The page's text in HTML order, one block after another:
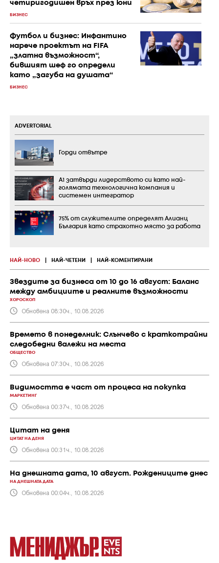
четиригодишен връх през юни
БИЗНЕС
Футбол и бизнес: Инфантино
нарече проектът на FIFA
„златна възможност“,
бившият шеф го определи
като „загуба на душата“
БИЗНЕС
НАЙ-НОВО НАЙ-ЧЕТЕНИ НАЙ-КОМЕНТИРАНИ
Звездите за бизнеса от 10 до 16 август: Баланс
между амбициите и реалните възможности
ХОРОСКОП
Обновена 08:30ч., 10.08.2026
Времето в понеделник: Слънчево с краткотрайни
следобедни валежи на места
ОБЩЕСТВО
Обновена 07:30ч., 10.08.2026
Видимостта е част от процеса на покупка
МАРКЕТИНГ
Обновена 00:37ч., 10.08.2026
Цитат на деня
ЦИТАТ НА ДЕНЯ
Обновена 00:31ч., 10.08.2026
На днешната дата, 10 август. Рождениците днес
НА ДНЕШНАТА ДАТА
Обновена 00:04ч., 10.08.2026
ADVERTORIAL
Горди отвътре
А1 затвърди лидерството си като най-
голямата технологична компания и
системен интегратор
75% от служителите определят Алианц
България като страхотно място за работа